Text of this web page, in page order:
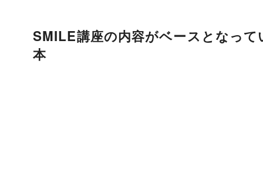
SMILE講座の内容がベースとなっ
本